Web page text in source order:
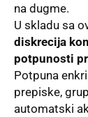
na dugme.
U skladu sa
diskrecija
potpunosti
Potpuna
prepiske,
automatski